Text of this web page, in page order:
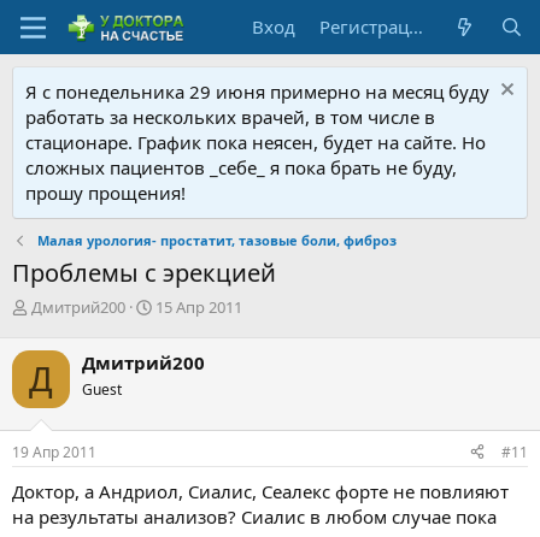
Вход Регистрация
Я с понедельника 29 июня примерно на месяц буду
работать за нескольких врачей, в том числе в
стационаре. График пока неясен, будет на сайте. Но
сложных пациентов _себе_ я пока брать не буду,
прошу прощения!
Малая урология- простатит, тазовые боли, фиброз
Проблемы с эрекцией
А
т
о
р
т
е
м
Дмитрий200
Д
а
ч
а
15 Апр 2011
Д Дмитрий200
Guest
19 Апр 2011 #11
Доктор, а Андриол, Сиалис, Сеалекс форте не повлияют
на результаты анализов? Сиалис в любом случае пока